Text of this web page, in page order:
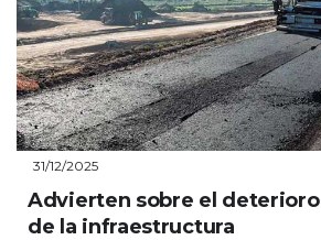
31/12/2025
Advierten sobre el
de la infraestructura